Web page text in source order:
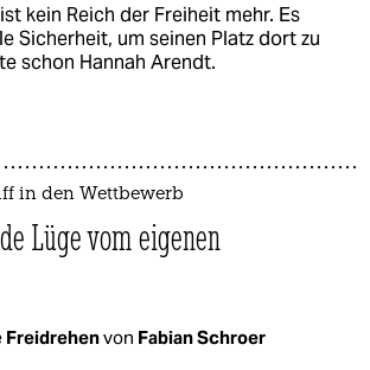
kein Reich der Freiheit mehr. Es
Sicherheit, um seinen Platz dort zu
schon Hannah Arendt.
in den Wettbewerb
Lüge vom eigenen
Freidrehenvon Fabian Schroer